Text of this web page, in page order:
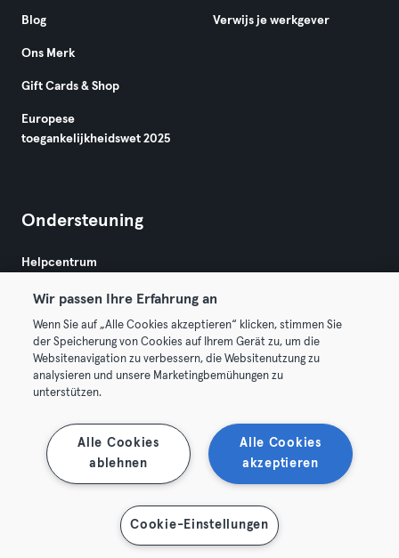
Blog
Ons Merk
Gift Cards & Shop
Europese
toegankelijkheidswet 2025
Verwijs je werkgever
Ondersteuning
Helpcentrum
Algemene Voorwaarden
Membership opzeggen Trek hier je contract terug
Wir passen Ihre Erfahrung an
Wenn Sie auf „Alle Cookies akzeptieren“ klicken, stimmen Sie
der Speicherung von Cookies auf Ihrem Gerät zu, um die
Websitenavigation zu verbessern, die Websitenutzung zu
analysieren und unsere Marketingbemühungen zu
unterstützen.
Alle Cookies
akzeptieren
Alle Cookies
ablehnen
Cookie-Einstellungen